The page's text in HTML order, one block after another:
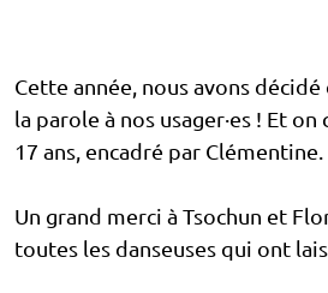
Cette année, nous avons
la parole à nos usager·es ! Et
17 ans, encadré par Clémentine.
Un grand merci à Tsochun et
toutes les danseuses qui ont